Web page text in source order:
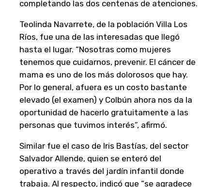
completando las dos centenas de atenciones.
Teolinda Navarrete, de la población Villa Los
Ríos, fue una de las interesadas que llegó
hasta el lugar. “Nosotras como mujeres
tenemos que cuidarnos, prevenir. El cáncer de
mama es uno de los más dolorosos que hay.
Por lo general, afuera es un costo bastante
elevado (el examen) y Colbún ahora nos da la
oportunidad de hacerlo gratuitamente a las
personas que tuvimos interés”, afirmó.
Similar fue el caso de Iris Bastías, del sector
Salvador Allende, quien se enteró del
operativo a través del jardín infantil donde
trabaja. Al respecto, indicó que “se agradece